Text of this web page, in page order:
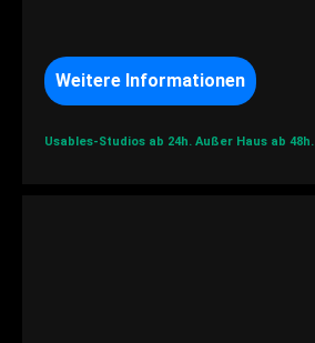
Weitere Informationen
Usables-Studios ab 24h. Außer Haus ab 48h.